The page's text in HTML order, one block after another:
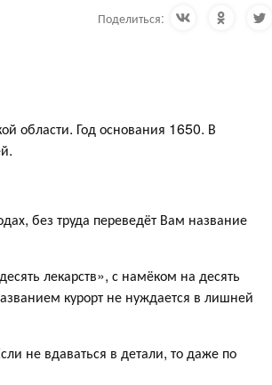
Поделиться:
области. Год основания 1650. В
без труда переведёт Вам название
лекарств», с намёком на десять
курорт не нуждается в лишней
не вдаваться в детали, то даже по